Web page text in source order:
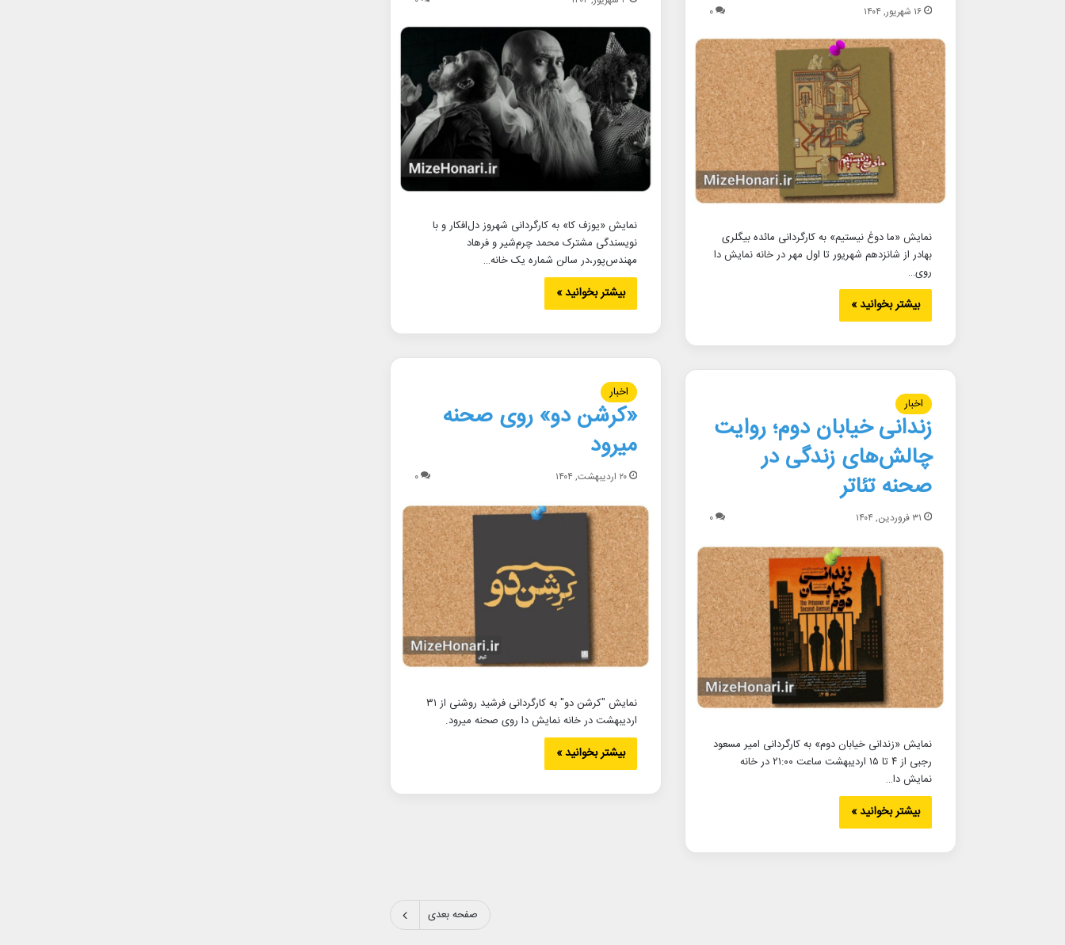
۱۶ شهریور, ۱۴۰۴ ۰
نمایش «ما دوغ نیستیم» به کارگردانی مائده بیگلری
بهادر از شانزدهم شهریور تا اول مهر در خانه نمایش دا
روی…
بیشتر بخوانید »
نمایش «یوزف کا» به کارگردانی شهروز دل‌افکار و با
نویسندگی مشترک محمد چرم‌شیر و فرهاد
مهندس‌پور،در سالن شماره یک خانه…
بیشتر بخوانید »
اخبار
«کرشن دو» روی صحنه
میرود
۲۰ اردیبهشت, ۱۴۰۴ ۰
نمایش "کرشن دو" به کارگردانی فرشید روشنی از ۳۱
اردیبهشت در خانه نمایش دا روی صحنه میرود.
بیشتر بخوانید »
اخبار
زندانی خیابان دوم؛ روایت
چالش‌های زندگی در
صحنه تئاتر
۳۱ فروردین, ۱۴۰۴ ۰
نمایش «زندانی خیابان دوم» به کارگردانی امیر مسعود
رجبی از ۴ تا ۱۵ اردیبهشت ساعت ۲۱:۰۰ در خانه
نمایش دا…
بیشتر بخوانید »
صفحه بعدی